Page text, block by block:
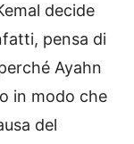
decide
pensa di
Ayahn
in modo che
del